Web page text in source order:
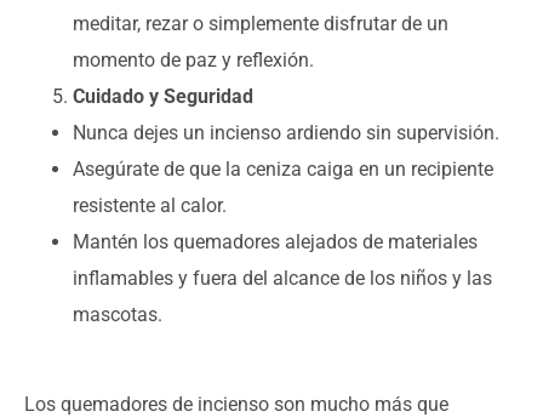
meditar, rezar o simplemente disfrutar de un
momento de paz y reflexión.
Cuidado y Seguridad
Nunca dejes un incienso ardiendo sin supervisión.
Asegúrate de que la ceniza caiga en un recipiente
resistente al calor.
Mantén los quemadores alejados de materiales
inflamables y fuera del alcance de los niños y las
mascotas.
Los quemadores de incienso son mucho más que